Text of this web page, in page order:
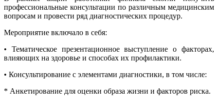
профессиональные консультации по различным медицинским
вопросам и провести ряд диагностических процедур.
Мероприятие включало в себя:
• Тематическое презентационное выступление о факторах,
влияющих на здоровье и способах их профилактики.
• Консультирование с элементами диагностики, в том числе:
* Анкетирование для оценки образа жизни и факторов риска.